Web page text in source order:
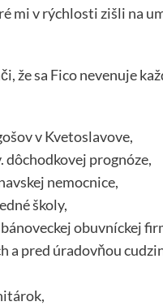
mi v rýchlosti zišli na
že sa Fico nevenuje
v Kvetoslavove,
dôchodkovej prognóze,
nemocnice,
školy,
obuvníckej
a pred úradovňou